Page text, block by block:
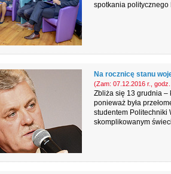
spotkania politycznego
Na rocznicę stanu
(Zam: 07.12.2016 r., godz.
Zbliża się 13 grudnia –
ponieważ była
studentem Politechniki
skomplikowanym